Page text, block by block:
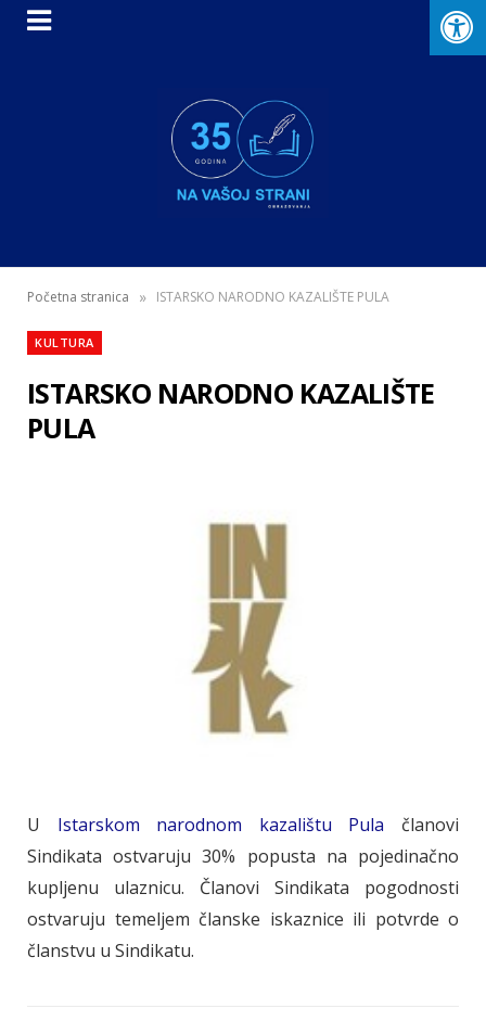
Početna stranica » ISTARSKO NARODNO KAZALIŠTE PULA
KULTURA
ISTARSKO NARODNO KAZALIŠTE
PULA
U Istarskom narodnom kazalištu Pula članovi
Sindikata ostvaruju 30% popusta na pojedinačno
kupljenu ulaznicu. Članovi Sindikata pogodnosti
ostvaruju temeljem članske iskaznice ili potvrde o
članstvu u Sindikatu.